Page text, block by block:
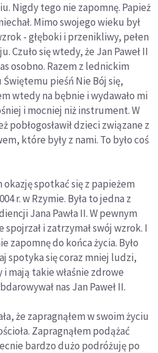
Nigdy tego nie zapomnę. Papież
Mimo swojego wieku był
- głęboki i przenikliwy, pełen
Czuło się wtedy, że Jan Paweł II
osobno. Razem z lednickim
pieśń Nie Bój się,
wtedy na bębnie i wydawało mi
i mocniej niż instrument. W
pobłogosławił dzieci związane z
które były z nami. To było coś
spotkać się z papieżem
r. w Rzymie. Była to jedna z
Jana Pawła II. W pewnym
i zatrzymał swój wzrok. I
zapomnę do końca życia. Było
spotyka się coraz mniej ludzi,
mają takie właśnie zdrowe
nas Jan Paweł II.
że zapragnąłem w swoim życiu
Zapragnąłem podążać
bardzo dużo podróżuję po